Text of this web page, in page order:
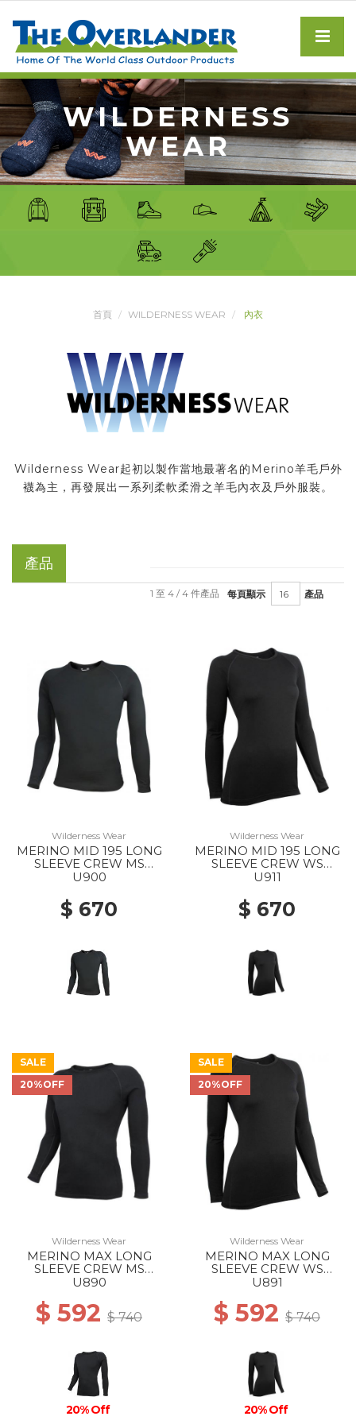
WILDERNESS
WEAR
首頁 WILDERNESS WEAR 內衣
Wilderness Wear起初以製作當地最著名的Merino羊毛戶外
襪為主，再發展出一系列柔軟柔滑之羊毛內衣及戶外服裝。
產品
每頁顯示 產品
1 至 4 / 4 件產品
Wilderness Wear
MERINO MID 195 LONG
SLEEVE CREW MS
BLACK
U900
$ 670
Wilderness Wear
MERINO MID 195 LONG
SLEEVE CREW WS
BLACK
U911
$ 670
SALE
20%OFF
Wilderness Wear
MERINO MAX LONG
SLEEVE CREW MS
BLACK
U890
$ 592 $ 740
20% Off
SALE
20%OFF
Wilderness Wear
MERINO MAX LONG
SLEEVE CREW WS
BLACK
U891
$ 592 $ 740
20% Off